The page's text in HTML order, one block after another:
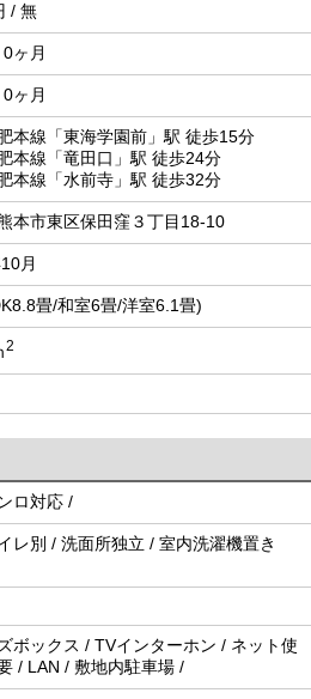
/ 無
ヶ月
ヶ月
本線「東海学園前」駅 徒歩15分
本線「竜田口」駅 徒歩24分
本線「水前寺」駅 徒歩32分
本市東区保田窪３丁目18-10
月
畳/和室6畳/洋室6.1畳)
2
ロ対応 /
レ別 / 洗面所独立 / 室内洗濯機置き
ボックス / TVインターホン / ネット使
/ LAN / 敷地内駐車場 /